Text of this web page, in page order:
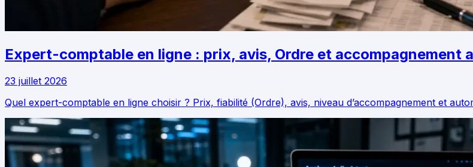
Expert-comptable en ligne : prix, avis, Ordre et accompagnement
23 juillet 2026
Quel expert-comptable en ligne choisir ? Prix, fiabilité (Ordre), avis, niveau d’accompagnement et